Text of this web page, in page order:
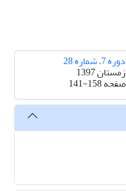
دوره 7، شماره 28
زمستان 1397
صفحه141-158